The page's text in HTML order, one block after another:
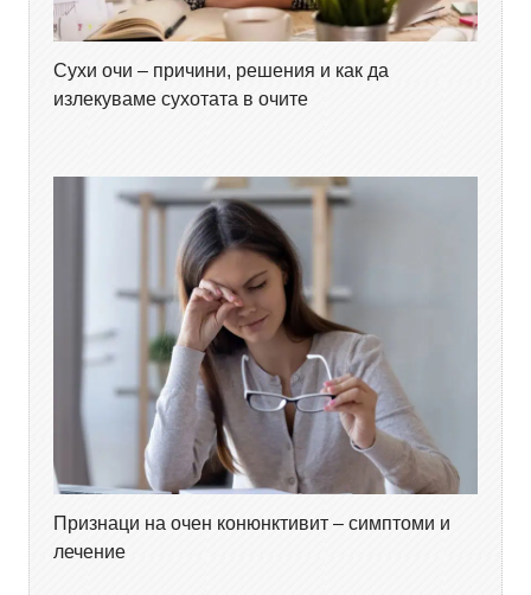
Сухи очи – причини, решения и как да
излекуваме сухотата в очите
Признаци на очен конюнктивит – симптоми и
лечение